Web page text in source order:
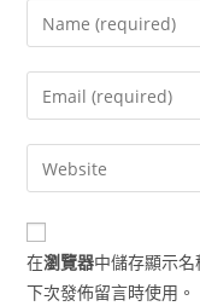
Enter
your
name
comment
Enter
your
email
address
comment
Enter
your
website
URL
(optional)
在瀏覽器中儲存顯示
下次發佈留言時使用。